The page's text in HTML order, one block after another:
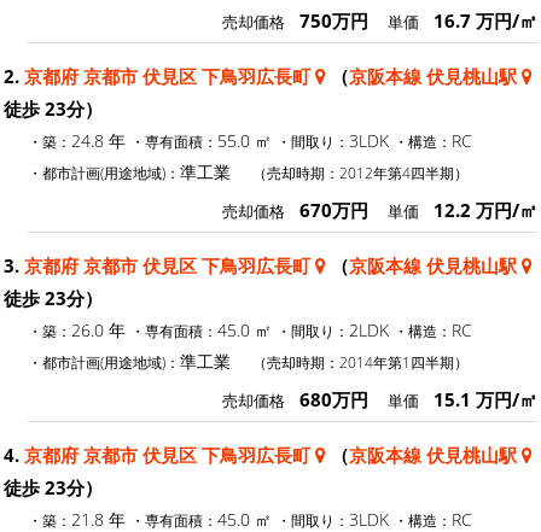
売却価格 750万円 単価 16.7 万円/㎡
2. 京都府 京都市 伏見区 下鳥羽広長町 （京阪本線 伏見桃山駅
徒歩 23分）
・築： 24.8 年 ・専有面積： 55.0 ㎡ ・間取り： 3LDK ・構造： RC
・都市計画(用途地域)： 準工業 （売却時期：2012年第4四半期）
売却価格 670万円 単価 12.2 万円/㎡
3. 京都府 京都市 伏見区 下鳥羽広長町 （京阪本線 伏見桃山駅
徒歩 23分）
・築： 26.0 年 ・専有面積： 45.0 ㎡ ・間取り： 2LDK ・構造： RC
・都市計画(用途地域)： 準工業 （売却時期：2014年第1四半期）
売却価格 680万円 単価 15.1 万円/㎡
4. 京都府 京都市 伏見区 下鳥羽広長町 （京阪本線 伏見桃山駅
徒歩 23分）
・築： 21.8 年 ・専有面積： 45.0 ㎡ ・間取り： 3LDK ・構造： RC